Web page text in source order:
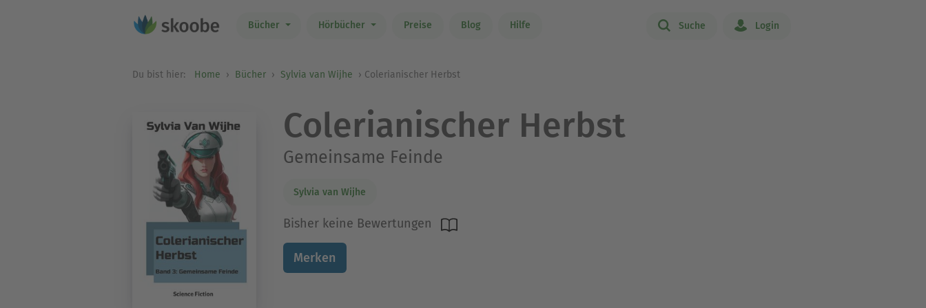
Bücher Hörbücher Preise Blog Hilfe Suche Login
Du bist hier: Home Bücher Sylvia van Wijhe Colerianischer Herbst
Colerianischer Herbst
Gemeinsame Feinde
Sylvia van Wijhe
Bisher keine Bewertungen
Merken